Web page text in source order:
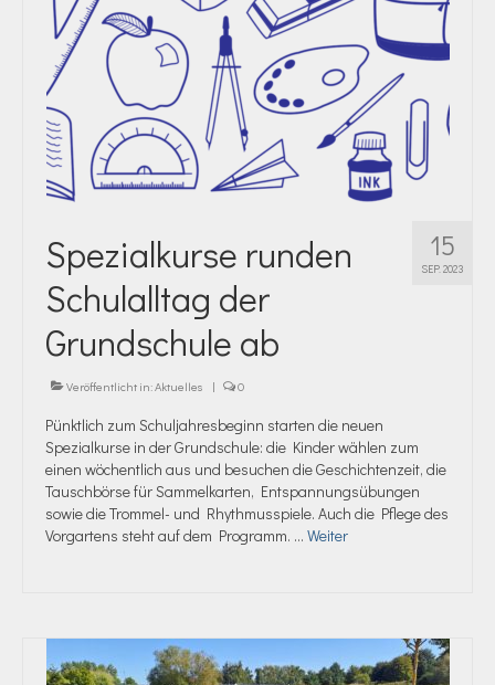
15
SEP. 2023
Spezialkurse runden
Schulalltag der
Grundschule ab
Veröffentlicht in:Aktuelles | 0
Pünktlich zum Schuljahresbeginn starten die neuen
Spezialkurse in der Grundschule: die Kinder wählen zum
einen wöchentlich aus und besuchen die Geschichtenzeit, die
Tauschbörse für Sammelkarten, Entspannungsübungen
sowie die Trommel- und Rhythmusspiele. Auch die Pflege des
Vorgartens steht auf dem Programm. … Weiter